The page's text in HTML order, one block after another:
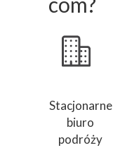
Stacjonarne
biuro
podróży